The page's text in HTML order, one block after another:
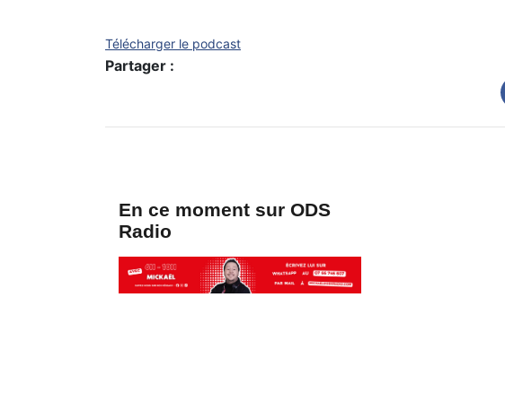
Télécharger le podcast
Partager :
En ce moment sur ODS
Radio